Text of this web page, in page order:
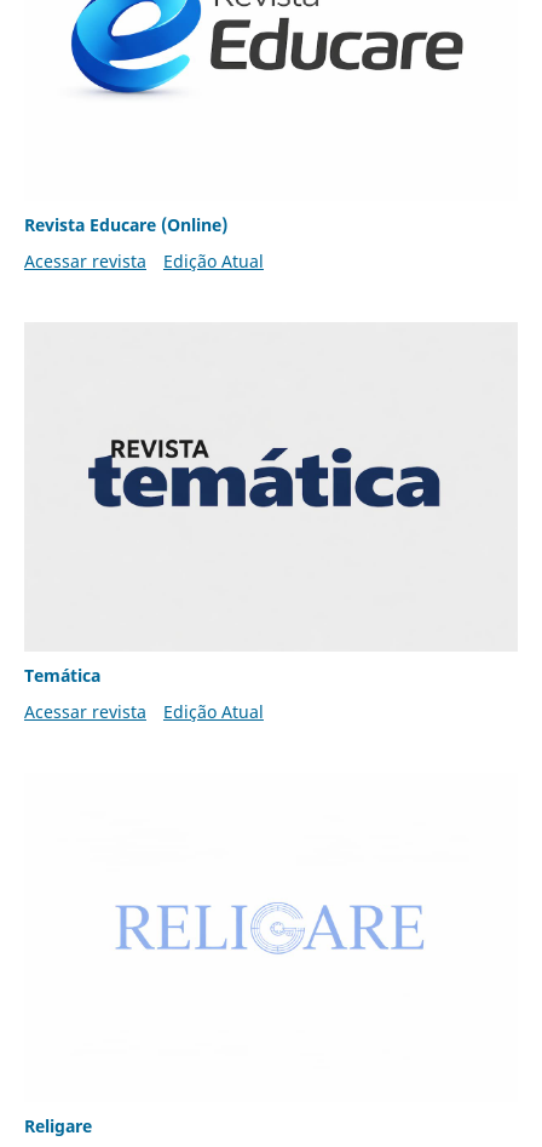
Revista Educare (Online)
Acessar revista
Edição Atual
Temática
Acessar revista
Edição Atual
Religare